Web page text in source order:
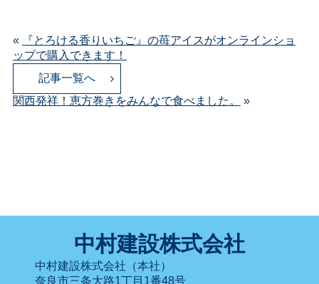
«
『とろける香りいちご』の苺アイスがオンラインショ
ップで購入できます！
記事一覧へ
関西発祥！恵方巻きをみんなで食べました。
»
中村建設株式会社
中村建設株式会社（本社）
奈良市三条大路1丁目1番48号